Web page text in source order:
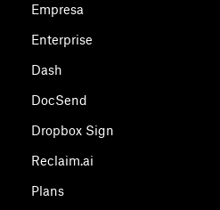
Empresa
Enterprise
Dash
DocSend
Dropbox Sign
Reclaim.ai
Plans